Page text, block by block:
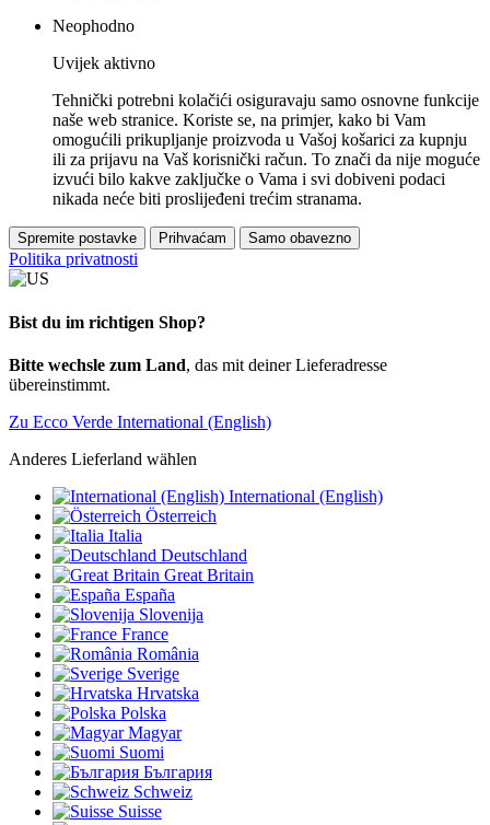
Neophodno
Uvijek aktivno
Tehnički potrebni kolačići osiguravaju samo osnovne funkcije
naše web stranice. Koriste se, na primjer, kako bi Vam
omogućili prikupljanje proizvoda u Vašoj košarici za kupnju
ili za prijavu na Vaš korisnički račun. To znači da nije moguće
izvući bilo kakve zaključke o Vama i svi dobiveni podaci
nikada neće biti proslijeđeni trećim stranama.
Spremite postavke Prihvaćam Samo obavezno
Politika privatnosti
Bist du im richtigen Shop?
Bitte wechsle zum Land, das mit deiner Lieferadresse
übereinstimmt.
Zu Ecco Verde International (English)
Anderes Lieferland wählen
International (English)
Österreich
Italia
Deutschland
Great Britain
España
Slovenija
France
România
Sverige
Hrvatska
Polska
Magyar
Suomi
България
Schweiz
Suisse